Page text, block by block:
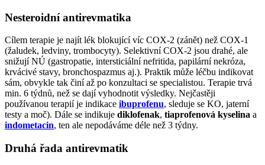
Nesteroidní antirevmatika
Cílem terapie je najít lék blokující víc COX-2 (zánět) než COX-1
(žaludek, ledviny, trombocyty). Selektivní COX-2 jsou drahé, ale
snižují NÚ (gastropatie, intersticiální nefritida, papilární nekróza,
krvácivé stavy, bronchospazmus aj.). Praktik může léčbu indikovat
sám, obvykle tak činí až po konzultaci se specialistou. Terapie trvá
min. 6 týdnů, než se dají vyhodnotit výsledky. Nejčastěji
používanou terapií je indikace ibuprofenu, sleduje se KO, jaterní
testy a moč). Dále se indikuje diklofenak, tiaprofenová kyselina a
indometacin, ten ale nepodáváme déle než 3 týdny.
Druhá řada antirevmatik